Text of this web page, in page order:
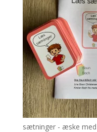
sætninger - æske